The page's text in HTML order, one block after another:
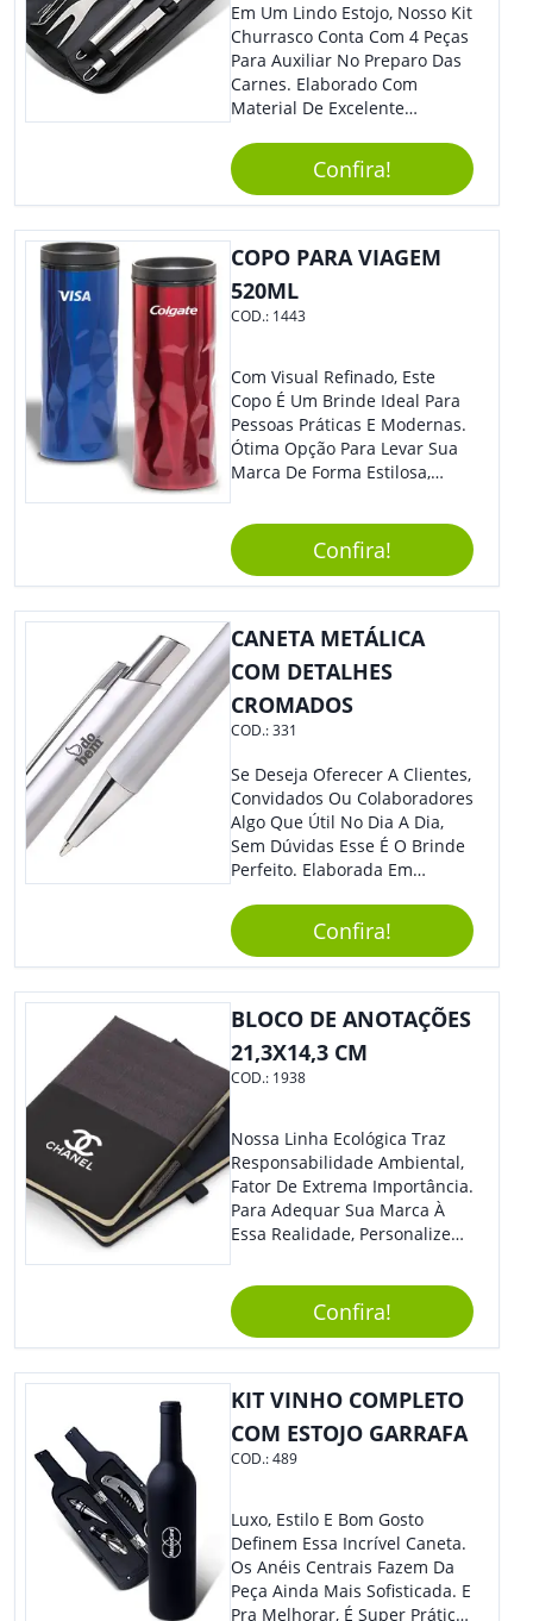
Em Um Lindo Estojo, Nosso Kit
Churrasco Conta Com 4 Peças
Para Auxiliar No Preparo Das
Carnes. Elaborado Com
Material De Excelente
Tradicional, Sem Dúvidas É O
Brinde Certo Para Todos Os
Públicos. Personalize-O Com
Sua Marca. Seus Clientes E
Colaboradores Com Certeza
Confira!
COPO PARA VIAGEM
520ML
COD.: 1443
Com Visual Refinado, Este
Copo É Um Brinde Ideal Para
Pessoas Práticas E Modernas.
Ótima Opção Para Levar Sua
Marca De Forma Estilosa,
Empresa Em Eventos,
Reuniões Corporativas Ou Até
Mesmo Para Presentear
Colaboradores.
Confira!
CANETA METÁLICA
COM DETALHES
CROMADOS
COD.:331
Se Deseja Oferecer A Clientes,
Convidados Ou Colaboradores
Algo Que Útil No Dia A Dia,
Sem Dúvidas Esse É O Brinde
Perfeito. Elaborada Em
Com Detalhes Em Metal, Essa
Incrível Caneta Esferográfica É
Acionada Na Por Clic Na Parte
Superior.
Confira!
BLOCO DE ANOTAÇÕES
21,3X14,3 CM
COD.: 1938
Nossa Linha Ecológica Traz
Responsabilidade Ambiental,
Fator De Extrema Importância.
Para Adequar Sua Marca À
Essa Realidade, Personalize
Anotações Com Post-It E
Caneta. Elaborado A Partir De
Material Reciclado, O Brinde
Também É Prático, Tornando-
Se Assim Excelente Para Uso
Cotidiano. Perfeito, Não É?!
Confira!
KIT VINHO COMPLETO
COM ESTOJO GARRAFA
COD.:489
Luxo, Estilo E Bom Gosto
Definem Essa Incrível Caneta.
Os Anéis Centrais Fazem Da
Peça Ainda Mais Sofisticada. E
Pra Melhorar, É Super Prática